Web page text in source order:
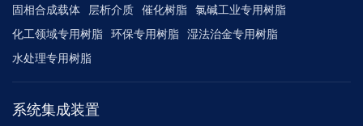
固相合成载体 层析介质 催化树脂 氯碱工业专用树脂
化工领域专用树脂 环保专用树脂 湿法治金专用树脂
水处理专用树脂
系统集成装置